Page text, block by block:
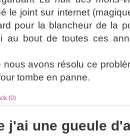
le joint sur internet
pour la blancheur de la
au bout de toutes ces
nous avons résolu ce
tombe en panne.
(0)
j'ai une gueule